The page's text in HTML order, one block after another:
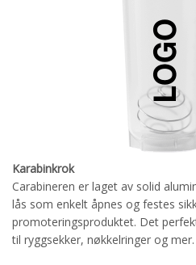
Karabinkrok
Carabineren er laget av solid
lås som enkelt åpnes og festes
promoteringsproduktet. Det
til ryggsekker, nøkkelringer og mer.